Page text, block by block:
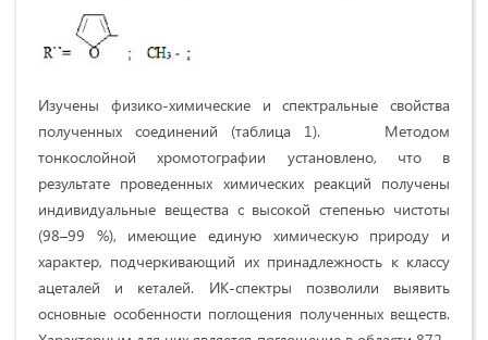
Изучены физико-химические и спектральные свойства
полученных соединений (таблица 1). Методом
тонкослойной хромотографии установлено, что в
результате проведенных химических реакций получены
индивидуальные вещества с высокой степенью чистоты
(98–99 %), имеющие единую химическую природу и
характер, подчеркивающий их принадлежность к классу
ацеталей и кеталей. ИК-спектры позволили выявить
основные особенности поглощения полученных веществ.